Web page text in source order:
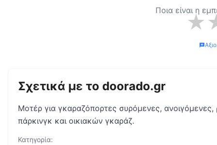
Ποια είναι η
★
Σχετικά με το doorado.gr
Μοτέρ για γκαραζόπορτες συρόμενες,
πάρκινγκ και οικιακών γκαράζ.
Κατηγορία: